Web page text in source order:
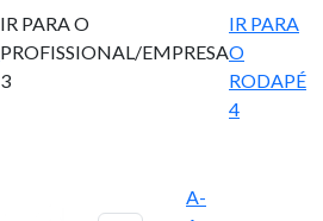
IR PARA O
PROFISSIONAL/EMPRESA
3
IR PARA
O
RODAPÉ
4
A-